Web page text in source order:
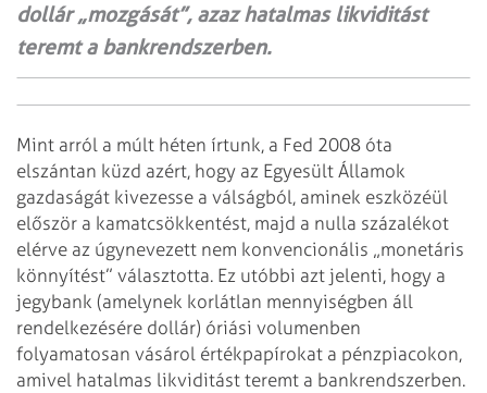
dollár „mozgását”, azaz hatalmas likviditást
teremt a bankrendszerben.
Mint arról a múlt héten írtunk, a Fed 2008 óta
elszántan küzd azért, hogy az Egyesült Államok
gazdaságát kivezesse a válságból, aminek eszközéül
először a kamatcsökkentést, majd a nulla százalékot
elérve az úgynevezett nem konvencionális „monetáris
könnyítést” választotta. Ez utóbbi azt jelenti, hogy a
jegybank (amelynek korlátlan mennyiségben áll
rendelkezésére dollár) óriási volumenben
folyamatosan vásárol értékpapírokat a pénzpiacokon,
amivel hatalmas likviditást teremt a bankrendszerben.